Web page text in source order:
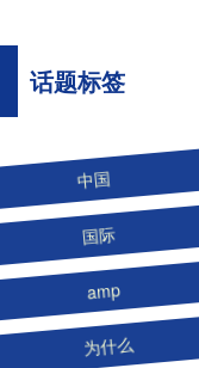
话题标签
国际
amp
为什么